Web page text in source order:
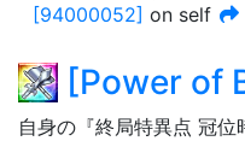
[94000052] on self
[Power of
自身の『終局特異点 冠